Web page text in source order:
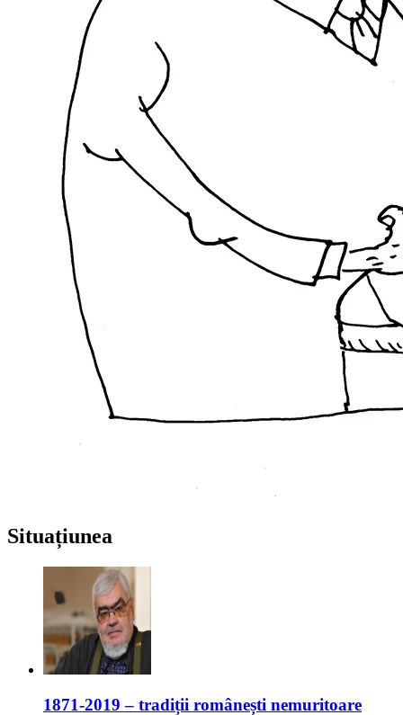
Situațiunea
1871-2019 – tradiții românești nemuritoare